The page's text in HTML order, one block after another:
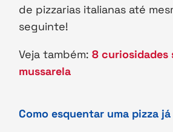
de pizzarias italianas até
seguinte!
Veja também:8 curiosidades
mussarela
Como esquentar uma pizza